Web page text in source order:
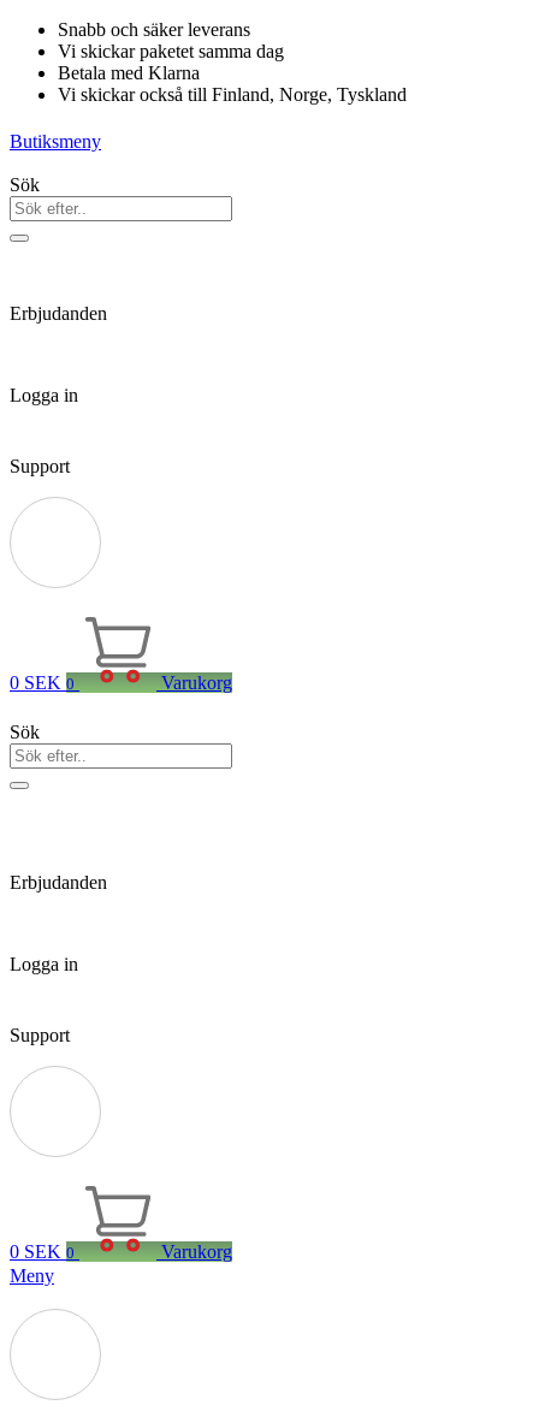
Hoppa
innehåll
Snabb och säker leverans
Vi skickar paketet samma dag
Betala med Klarna
Vi skickar också till Finland, Norge, Tyskland
Butiksmeny
Sök
Erbjudanden
Logga in
Support
0 SEK 0 Varukorg
Sök
Erbjudanden
Logga in
Support
0 SEK 0
Varukorg
Meny